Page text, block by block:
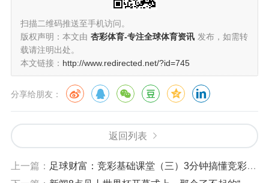
关于儿时
2002年5月5日，穆夫塔出生于卡塔尔。伴随他来到
这个世界的，是一种极其罕见的疾病——尾椎退化
综合征(CDS)。它会导致患者在出生时便失去下半
扫描二维码推送至手机访问。
版权声明：本文由 杏彩体育-专注全球体育资讯 发布，如需转
载请注明出处。
本文链接： http://www.redirected.net/?id=745
分享给朋友：
返回列表
上一篇： 足球财富：竞彩基础课堂（三）3分钟搞懂竞彩足球